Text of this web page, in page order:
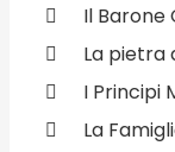
Il Barone
La pietra
I Principi
La